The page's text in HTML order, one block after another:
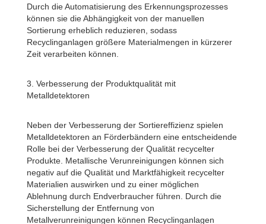
Durch die Automatisierung des Erkennungsprozesses
können sie die Abhängigkeit von der manuellen
Sortierung erheblich reduzieren, sodass
Recyclinganlagen größere Materialmengen in kürzerer
Zeit verarbeiten können.
3. Verbesserung der Produktqualität mit
Metalldetektoren
Neben der Verbesserung der Sortiereffizienz spielen
Metalldetektoren an Förderbändern eine entscheidende
Rolle bei der Verbesserung der Qualität recycelter
Produkte. Metallische Verunreinigungen können sich
negativ auf die Qualität und Marktfähigkeit recycelter
Materialien auswirken und zu einer möglichen
Ablehnung durch Endverbraucher führen. Durch die
Sicherstellung der Entfernung von
Metallverunreinigungen können Recyclinganlagen